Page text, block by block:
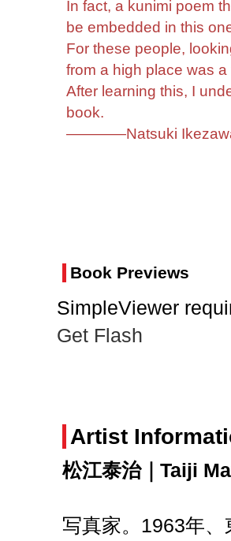
In fact, a kunimi poem
be embedded in this
For these people,
from a high place was
After learning this, I
book.
――――Natsuki Ikezawa
Book Previews
SimpleViewer
Get Flash
Artist
松江泰治｜Taiji
写真家。1963年、